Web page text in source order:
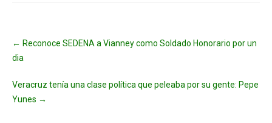
navigation
← Reconoce SEDENA a Vianney como Soldado Honorario por un
dia
Veracruz tenía una clase política que peleaba por su gente: Pepe
Yunes →